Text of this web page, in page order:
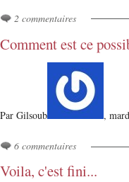
2 commentaires
Comment est ce
Par Gilsoub ,
6 commentaires
Voila, c'est fini...